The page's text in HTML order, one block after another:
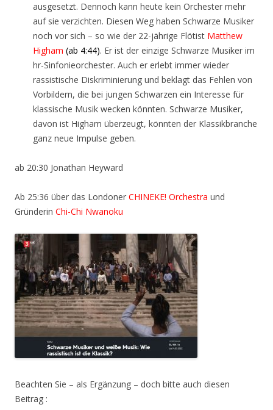
ausgesetzt. Dennoch kann heute kein Orchester mehr
auf sie verzichten. Diesen Weg haben Schwarze Musiker
noch vor sich – so wie der 22-jährige Flötist Matthew
Higham (ab 4:44). Er ist der einzige Schwarze Musiker im
hr-Sinfonieorchester. Auch er erlebt immer wieder
rassistische Diskriminierung und beklagt das Fehlen von
Vorbildern, die bei jungen Schwarzen ein Interesse für
klassische Musik wecken könnten. Schwarze Musiker,
davon ist Higham überzeugt, könnten der Klassikbranche
ganz neue Impulse geben.
ab 20:30 Jonathan Heyward
Ab 25:36 über das Londoner CHINEKE! Orchestra und
Gründerin Chi-Chi Nwanoku
Beachten Sie – als Ergänzung – doch bitte auch diesen
Beitrag :